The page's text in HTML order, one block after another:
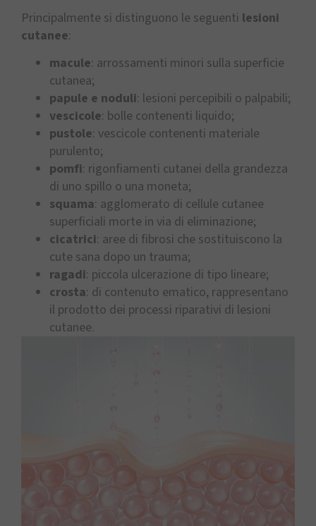
Principalmente si distinguono le seguenti lesioni
cutanee:
macule: arrossamenti minori sulla superficie
cutanea;
papule e noduli: lesioni percepibili o palpabili;
vescicole: bolle contenenti liquido;
pustole: vescicole contenenti materiale
purulento;
pomfi: rigonfiamenti cutanei della grandezza
di uno spillo o una moneta;
squama: agglomerato di cellule cutanee
superficiali morte in via di eliminazione;
cicatrici: aree di fibrosi che sostituiscono la
cute sana dopo un trauma;
ragadi: piccola ulcerazione di tipo lineare;
crosta: di contenuto ematico, rappresentano
il prodotto dei processi riparativi di lesioni
cutanee.